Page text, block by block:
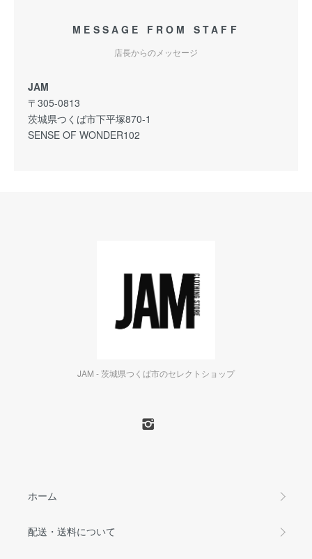
MESSAGE FROM STAFF
店長からのメッセージ
JAM
〒305-0813
茨城県つくば市下平塚870-1
SENSE OF WONDER102
JAM - 茨城県つくば市のセレクトショップ
ホーム
配送・送料について